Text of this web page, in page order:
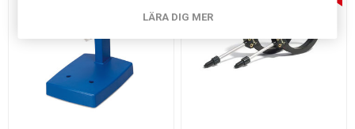
LÄRA DIG MER